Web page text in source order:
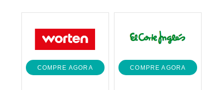
COMPRE AGORA COMPRE AGORA